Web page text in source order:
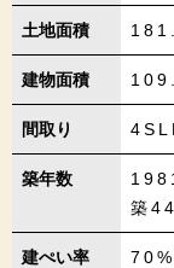
土地面積
建物面積
間取り
築年数
築
建ぺい率 70%